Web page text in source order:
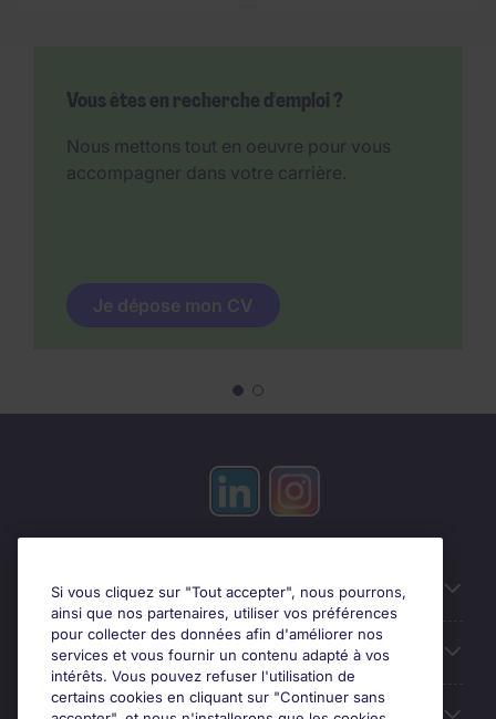
Vous êtes en recherche d'emploi ?
Nous mettons tout en oeuvre pour vous
accompagner dans votre carrière.
Je dépose mon CV
Candidats
Entreprises
Si vous cliquez sur "Tout accepter", nous pourrons,
ainsi que nos partenaires, utiliser vos préférences
pour collecter des données afin d'améliorer nos
services et vous fournir un contenu adapté à vos
intérêts. Vous pouvez refuser l'utilisation de
certains cookies en cliquant sur "Continuer sans